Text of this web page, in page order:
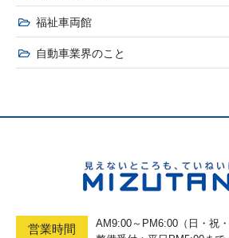
福祉車両館
自動車業界のこと
営業時間
AM9:00～PM6:00（日・祝